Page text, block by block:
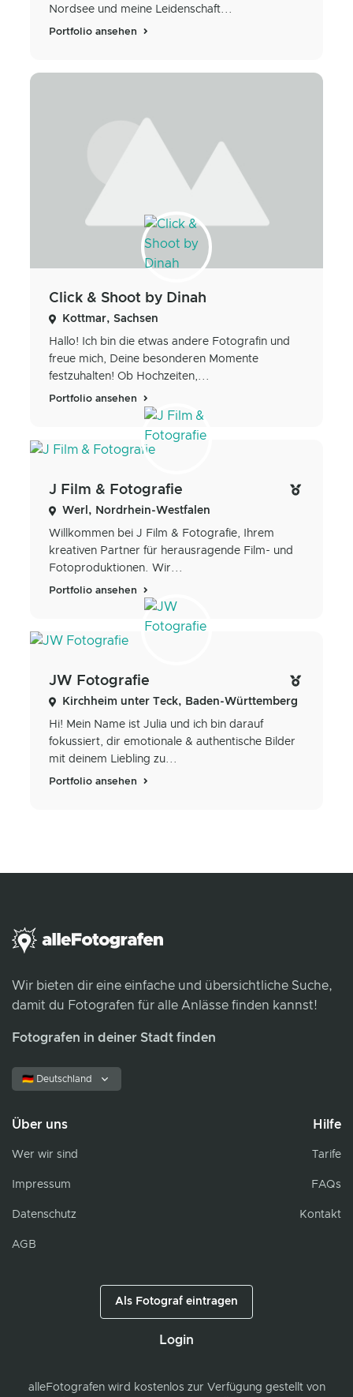
Nordsee und meine Leidenschaft...
Portfolio ansehen
Click & Shoot by Dinah
Kottmar, Sachsen
Hallo! Ich bin die etwas andere Fotografin und
freue mich, Deine besonderen Momente
festzuhalten! Ob Hochzeiten,...
Portfolio ansehen
J Film & Fotografie
Werl, Nordrhein-Westfalen
Willkommen bei J Film & Fotografie, Ihrem
kreativen Partner für herausragende Film- und
Fotoproduktionen. Wir...
Portfolio ansehen
JW Fotografie
Kirchheim unter Teck, Baden-Württemberg
Hi! Mein Name ist Julia und ich bin darauf
fokussiert, dir emotionale & authentische Bilder
mit deinem Liebling zu...
Portfolio ansehen
Wir bieten dir eine einfache und übersichtliche Suche,
damit du Fotografen für alle Anlässe finden kannst!
Fotografen in deiner Stadt finden
🇩🇪 Deutschland
Über uns
Wer wir sind
Impressum
Datenschutz
AGB
Hilfe
Tarife
FAQs
Kontakt
Als Fotograf eintragen
Login
alleFotografenwird kostenlos zur Verfügung gestellt von